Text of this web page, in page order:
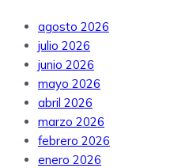
agosto 2026
julio 2026
junio 2026
mayo 2026
abril 2026
marzo 2026
febrero 2026
enero 2026